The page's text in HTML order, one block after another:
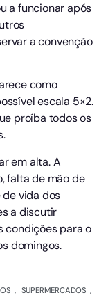
a funcionar após
a convenção
como
escala 5×2.
proíba todos os
em alta. A
falta de mão de
vida dos
a discutir
condições para o
domingos.
SUPERMERCADOS